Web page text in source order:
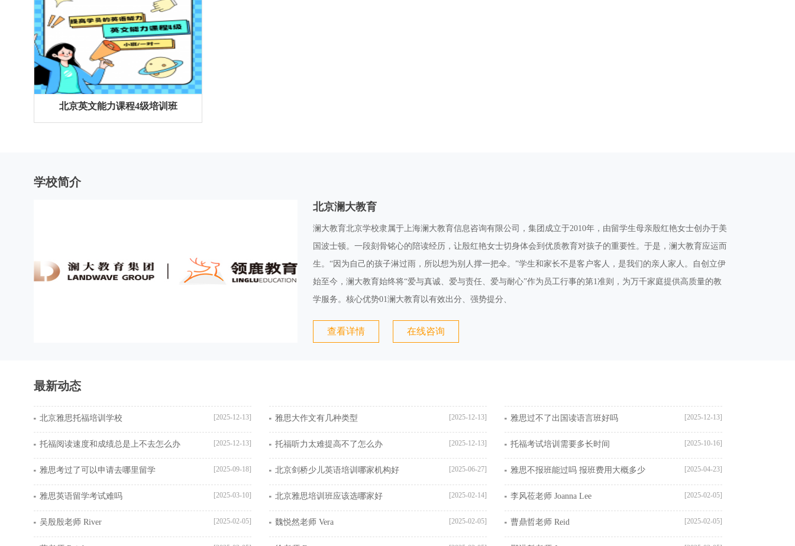
北京英文能力课程4级培训班
学校简介
北京澜大教育
澜大教育北京学校隶属于上海澜大教育信息咨询有限公司，集团成立于2010年，由留学生母亲殷红艳女士创办于美
国波士顿。一段刻骨铭心的陪读经历，让殷红艳女士切身体会到优质教育对孩子的重要性。于是，澜大教育应运而
生。“因为自己的孩子淋过雨，所以想为别人撑一把伞。”学生和家长不是客户客人，是我们的亲人家人。自创立伊
始至今，澜大教育始终将“爱与真诚、爱与责任、爱与耐心”作为员工行事的第1准则，为万千家庭提供高质量的教
学服务。核心优势01澜大教育以有效出分、强势提分、
查看详情 在线咨询
最新动态
北京雅思托福培训学校 [2025-12-13] 雅思大作文有几种类型 [2025-12-13] 雅思过不了出国读语言班好吗 [2025-12-13]
托福阅读速度和成绩总是上不去怎么办 [2025-12-13] 托福听力太难提高不了怎么办 [2025-12-13] 托福考试培训需要多长时间 [2025-10-16]
雅思考过了可以申请去哪里留学 [2025-09-18] 北京剑桥少儿英语培训哪家机构好 [2025-06-27] 雅思不报班能过吗 报班费用大概多少 [2025-04-23]
雅思英语留学考试难吗 [2025-03-10] 北京雅思培训班应该选哪家好 [2025-02-14] 李风莅老师 Joanna Lee [2025-02-05]
吴殷殷老师 River [2025-02-05] 魏悦然老师 Vera [2025-02-05] 曹鼎哲老师 Reid [2025-02-05]